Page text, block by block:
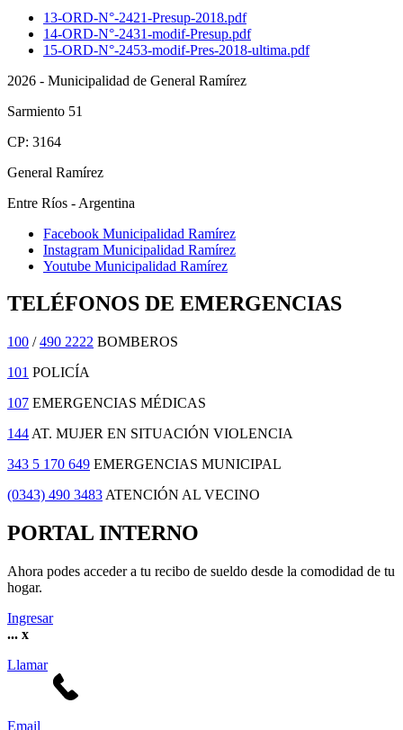
13-ORD-N°-2421-Presup-2018.pdf
14-ORD-N°-2431-modif-Presup.pdf
15-ORD-N°-2453-modif-Pres-2018-ultima.pdf
2026 - Municipalidad de General Ramírez
Sarmiento 51
CP: 3164
General Ramírez
Entre Ríos - Argentina
Facebook Municipalidad Ramírez
Instagram Municipalidad Ramírez
Youtube Municipalidad Ramírez
TELÉFONOS DE EMERGENCIAS
100 /490 2222 BOMBEROS
101 POLICÍA
107 EMERGENCIAS MÉDICAS
144 AT. MUJER EN SITUACIÓN VIOLENCIA
343 5 170 649 EMERGENCIAS MUNICIPAL
(0343) 490 3483 ATENCIÓN AL VECINO
PORTAL INTERNO
Ahora podes acceder a tu recibo de sueldo desde la comodidad de tu
hogar.
Ingresar
... x
Llamar
Email